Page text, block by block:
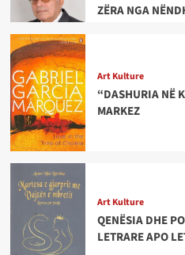
ZËRA NGA
Art Kulture
“DASHURIA NË
MARKEZ
Art Kulture
QENËSIA DHE
LETRARE APO